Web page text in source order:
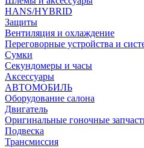
HANS/HYBRID
Защиты
Вентиляция и охлаждение
Переговорные устройства и
Сумки
Секундомеры и часы
Аксессуары
АВТОМОБИЛЬ
Оборудование салона
Двигатель
Оригинальные гоночные
Подвеска
Трансмиссия